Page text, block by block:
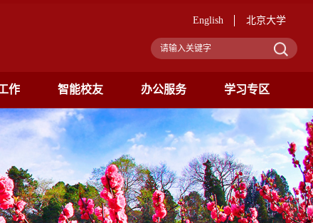
English 北京大学
作 智能校友 办公服务 学习专区